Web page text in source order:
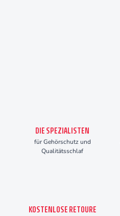
DIE SPEZIALISTEN
für Gehörschutz und
Qualitätsschlaf
KOSTENLOSE RETOURE